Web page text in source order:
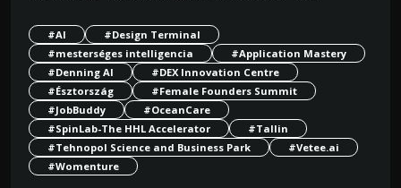
#AI
#Design Terminal
#mesterséges intelligencia
#Application Mastery
#Denning AI
#DEX Innovation Centre
#Észtország
#Female Founders Summit
#JobBuddy
#OceanCare
#SpinLab-The HHL Accelerator
#Tallin
#Tehnopol Science and Business Park
#Vetee.ai
#Womenture